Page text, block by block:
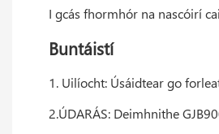
I gcás fhormhór na nascóirí
Buntáistí
1. Uilíocht: Úsáidtear go
2.ÚDARÁS: Deimhnithe